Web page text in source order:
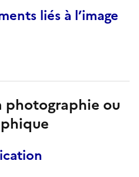
liés à l’image
photographie ou